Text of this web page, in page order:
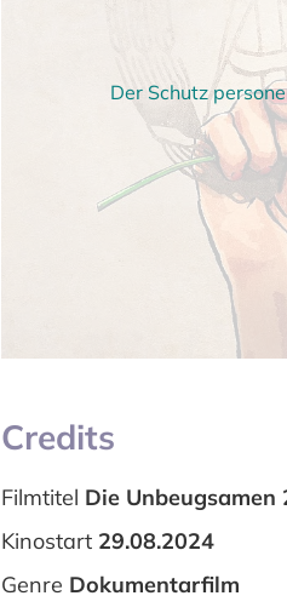
Der Schutz
Credits
Filmtitel Die Unbeugsamen
Kinostart 29.08.2024
Genre Dokumentarfilm